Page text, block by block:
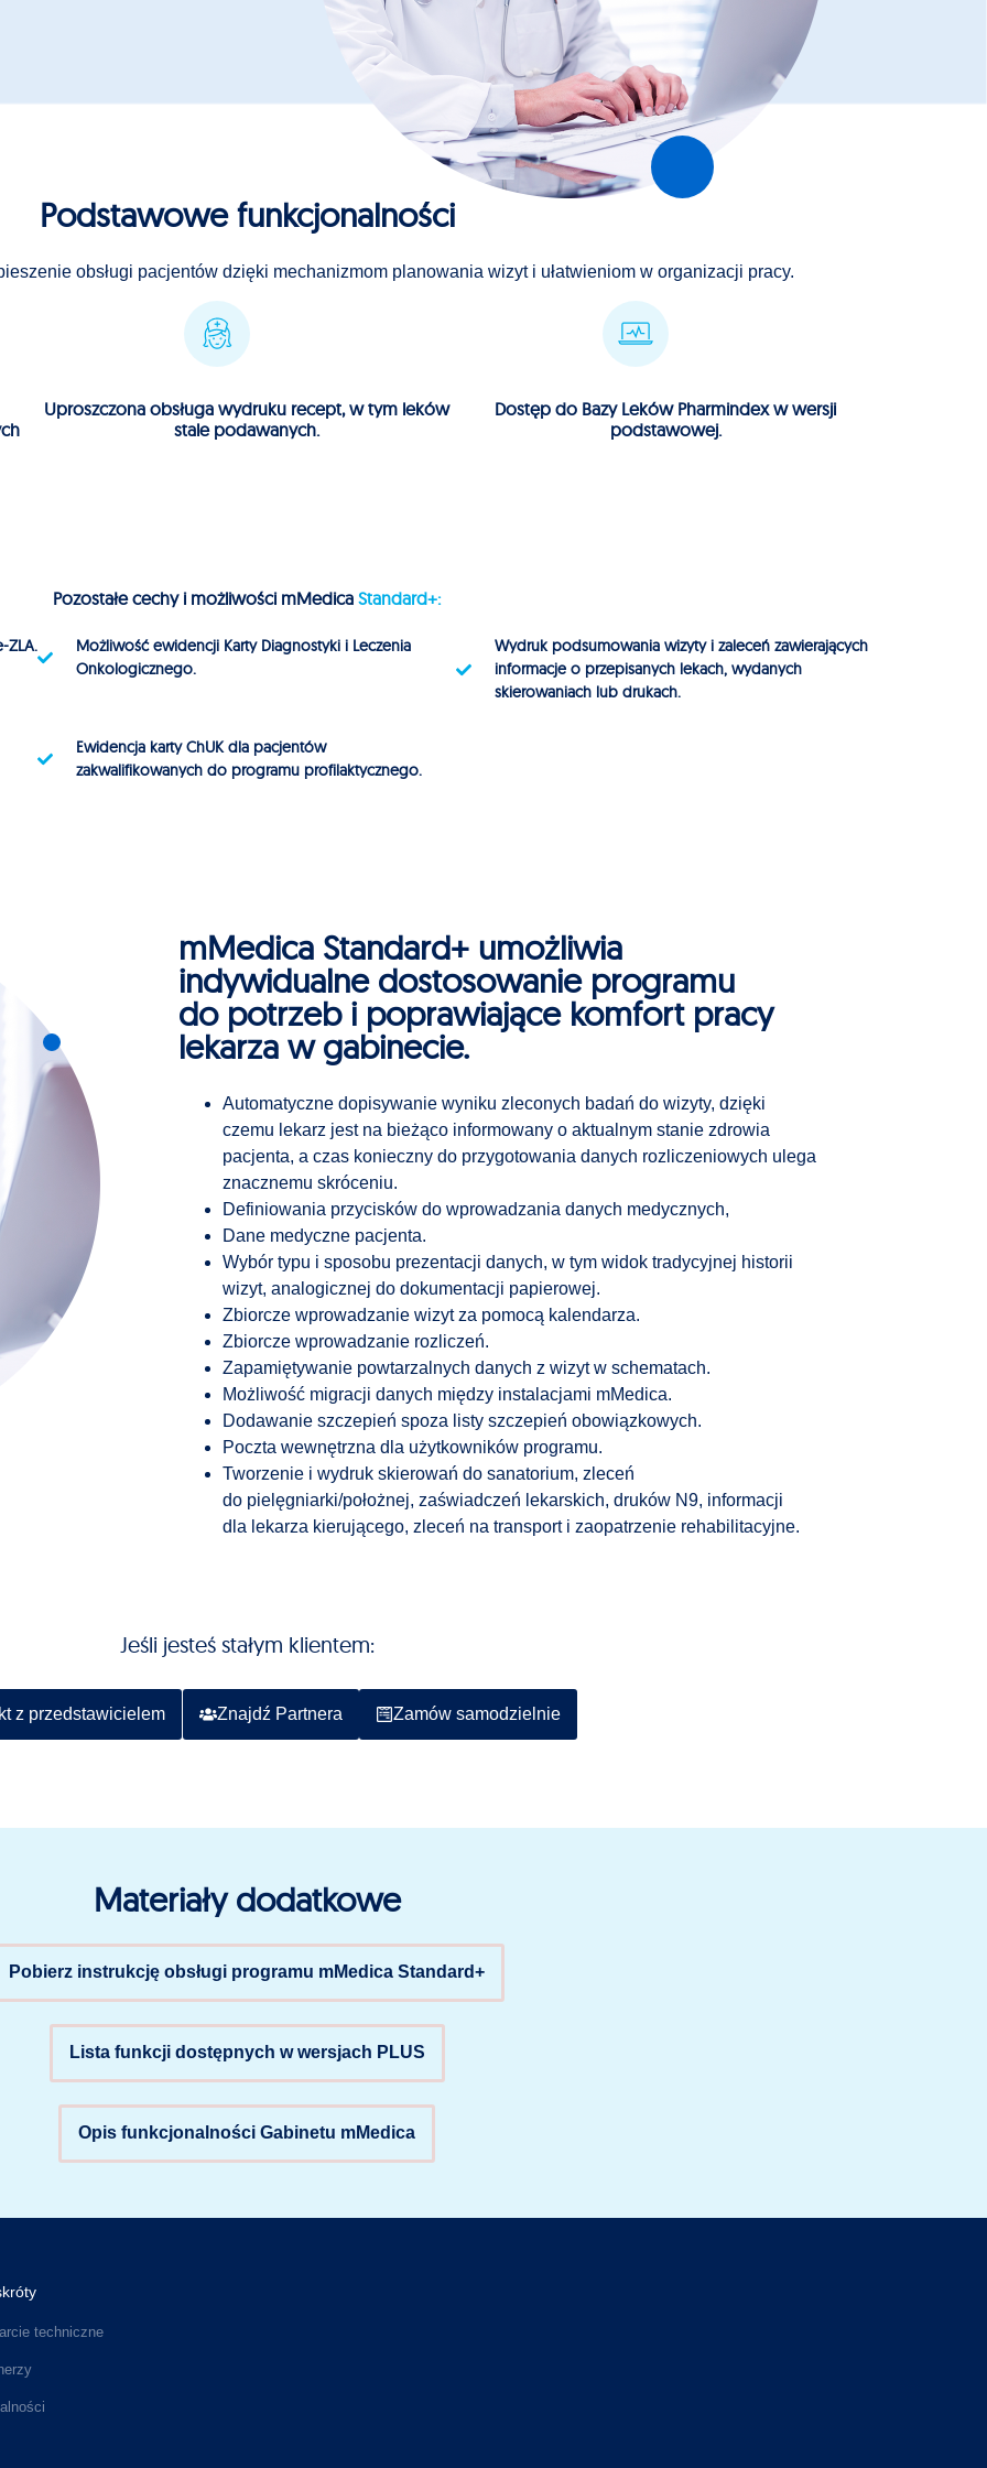
Podstawowe funkcjonalności
obsługi pacjentów dzięki mechanizmom planowania wizyt i ułatwieniom w organizacji pracy.
Uproszczona obsługa wydruku recept, w tym leków
stale podawanych.
Dostęp do Bazy Leków Pharmindex w wersji
podstawowej.
Pozostałe cechy i możliwości mMedica Standard+:
ZLA.
Możliwość ewidencji Karty Diagnostyki i Leczenia
Onkologicznego.
Ewidencja karty ChUK dla pacjentów
zakwalifikowanych do programu profilaktycznego.
Wydruk podsumowania wizyty i zaleceń zawierających
informacje o przepisanych lekach, wydanych
skierowaniach lub drukach.
mMedica Standard+ umożliwia
indywidualne dostosowanie programu
do potrzeb i poprawiające komfort pracy
lekarza w gabinecie.
Automatyczne dopisywanie wyniku zleconych badań do wizyty, dzięki
czemu lekarz jest na bieżąco informowany o aktualnym stanie zdrowia
pacjenta, a czas konieczny do przygotowania danych rozliczeniowych ulega
znacznemu skróceniu.
Definiowania przycisków do wprowadzania danych medycznych,
Dane medyczne pacjenta.
Wybór typu i sposobu prezentacji danych, w tym widok tradycyjnej historii
wizyt, analogicznej do dokumentacji papierowej.
Zbiorcze wprowadzanie wizyt za pomocą kalendarza.
Zbiorcze wprowadzanie rozliczeń.
Zapamiętywanie powtarzalnych danych z wizyt w schematach.
Możliwość migracji danych między instalacjami mMedica.
Dodawanie szczepień spoza listy szczepień obowiązkowych.
Poczta wewnętrzna dla użytkowników programu.
Tworzenie i wydruk skierowań do sanatorium, zleceń
do pielęgniarki/położnej, zaświadczeń lekarskich, druków N9, informacji
dla lekarza kierującego, zleceń na transport i zaopatrzenie rehabilitacyjne.
Jeśli jesteś stałym klientem:
z przedstawicielem Znajdź Partnera Zamów samodzielnie
Materiały dodatkowe
Pobierz instrukcję obsługi programu mMedica Standard+
Lista funkcji dostępnych w wersjach PLUS
Opis funkcjonalności Gabinetu mMedica
techniczne